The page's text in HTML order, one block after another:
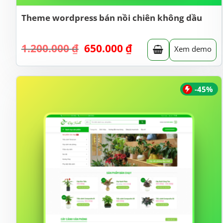
Theme wordpress bán nồi chiên không dầu
1.200.000₫ Giá
là:
1.200.000 ₫.
650.000 ₫Giá
hiện
tại
là:
Xem demo
-45%